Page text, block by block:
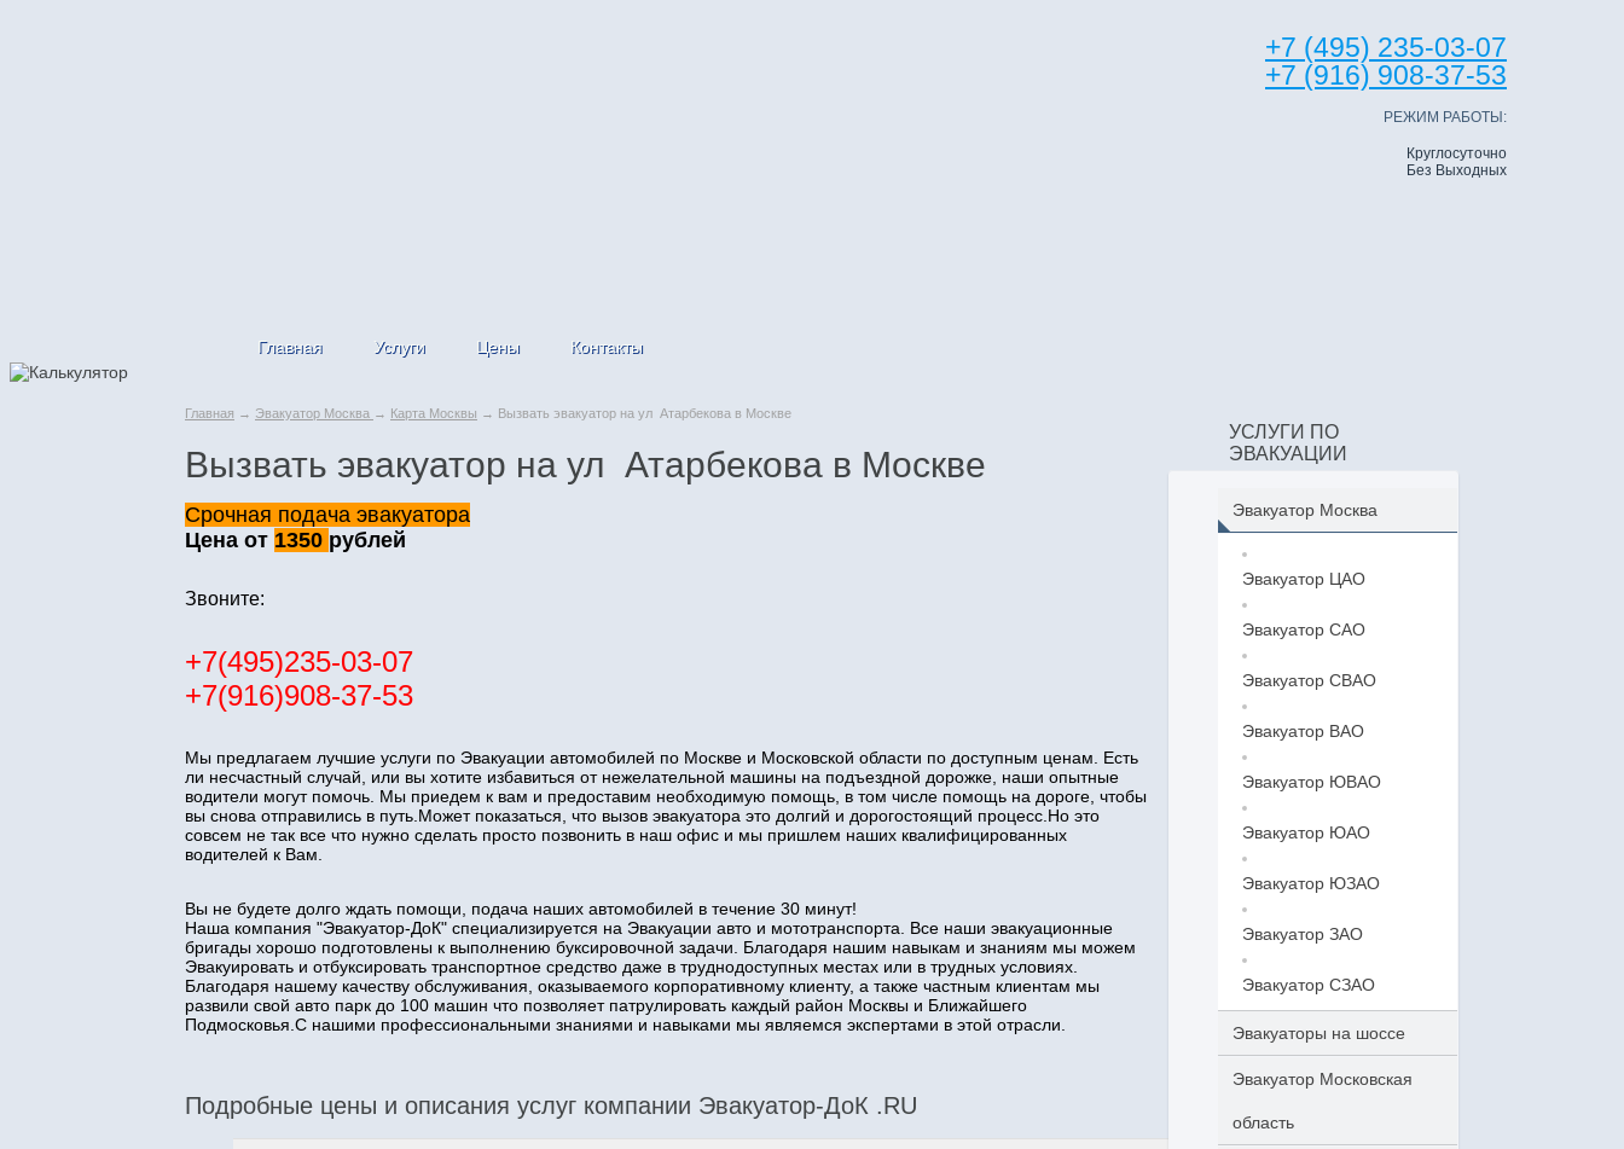
+7 (495) 235-03-07
+7 (916) 908-37-53
РЕЖИМ РАБОТЫ:
Круглосуточно
Без Выходных
Главная Услуги Цены Контакты
Главная → Эвакуатор Москва → Карта Москвы → Вызвать эвакуатор на ул Атарбекова в Москве
Вызвать эвакуатор на ул Атарбекова в Москве
Срочная подача эвакуатора
Цена от 1350 рублей
Звоните:
+7(495)235-03-07
+7(916)908-37-53
Мы предлагаем лучшие услуги по Эвакуации автомобилей по Москве и Московской области по доступным ценам. Есть
ли несчастный случай, или вы хотите избавиться от нежелательной машины на подъездной дорожке, наши опытные
водители могут помочь. Мы приедем к вам и предоставим необходимую помощь, в том числе помощь на дороге, чтобы
вы снова отправились в путь.Может показаться, что вызов эвакуатора это долгий и дорогостоящий процесс.Но это
совсем не так все что нужно сделать просто позвонить в наш офис и мы пришлем наших квалифицированных
водителей к Вам.
Вы не будете долго ждать помощи, подача наших автомобилей в течение 30 минут!
Наша компания "Эвакуатор-ДоК" специализируется на Эвакуации авто и мототранспорта. Все наши эвакуационные
бригады хорошо подготовлены к выполнению буксировочной задачи. Благодаря нашим навыкам и знаниям мы можем
Эвакуировать и отбуксировать транспортное средство даже в труднодоступных местах или в трудных условиях.
Благодаря нашему качеству обслуживания, оказываемого корпоративному клиенту, а также частным клиентам мы
развили свой авто парк до 100 машин что позволяет патрулировать каждый район Москвы и Ближайшего
Подмосковья.С нашими профессиональными знаниями и навыками мы являемся экспертами в этой отрасли.
Подробные цены и описания услуг компании Эвакуатор-ДоК .RU
УСЛУГИ ПО
ЭВАКУАЦИИ
Эвакуатор Москва
Эвакуатор ЦАО
Эвакуатор САО
Эвакуатор СВАО
Эвакуатор ВАО
Эвакуатор ЮВАО
Эвакуатор ЮАО
Эвакуатор ЮЗАО
Эвакуатор ЗАО
Эвакуатор СЗАО
Эвакуаторы на шоссе
Эвакуатор Московская
область